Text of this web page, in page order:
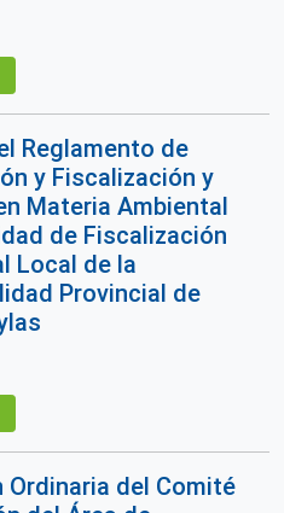
Reglamento de
y Fiscalización y
Materia Ambiental
de Fiscalización
Local de la
Provincial de
Ordinaria del Comité